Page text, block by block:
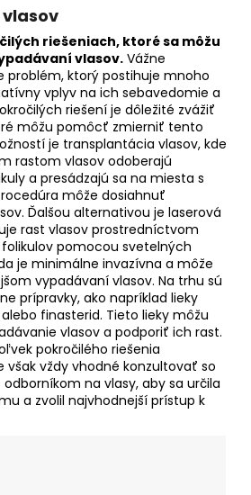
riešeniach, ktoré sa môžu
vlasov. Vážne
problém, ktorý postihuje mnoho
vplyv na ich sebavedomie a
riešení je dôležité zvážiť
môžu pomôcť zmierniť tento
je transplantácia vlasov, kde
rastom vlasov odoberajú
a presádzajú sa na miesta s
môže dosiahnuť
Ďalšou alternativou je laserová
rast vlasov prostredníctvom
pomocou svetelných
je minimálne invazívna a môže
vypadávaní vlasov. Na trhu sú
prípravky, ako napríklad lieky
finasterid. Tieto lieky môžu
vlasov a podporiť ich rast.
pokročilého riešenia
však vždy vhodné konzultovať so
na vlasy, aby sa určila
a zvolil najvhodnejší prístup k